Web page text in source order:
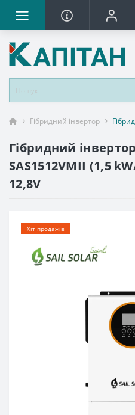
Гібридний інвертор
Гібридний
SAS1512VMII (1,5
12,8V
Хіт продажів